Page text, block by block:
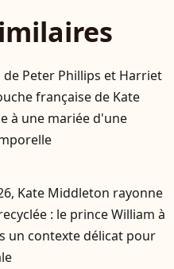
Peter Phillips et Harriet
française de Kate
à une mariée d'une
Kate Middleton rayonne
: le prince William à
un contexte délicat pour